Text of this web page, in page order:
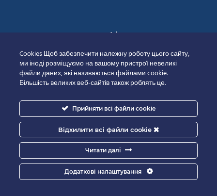
Сертифікати
Good-IT.com.ua for Biolights - All rights reserved.
Cookies Щоб забезпечити належну роботу цього сайту,
ми іноді розміщуємо на вашому пристрої невеликі
файли даних, які називаються файлами cookie.
Більшість великих веб-сайтів також роблять це.
Прийняти всі файли cookie
Відхилити всі файли cookie
Читати далі
Додаткові налаштування